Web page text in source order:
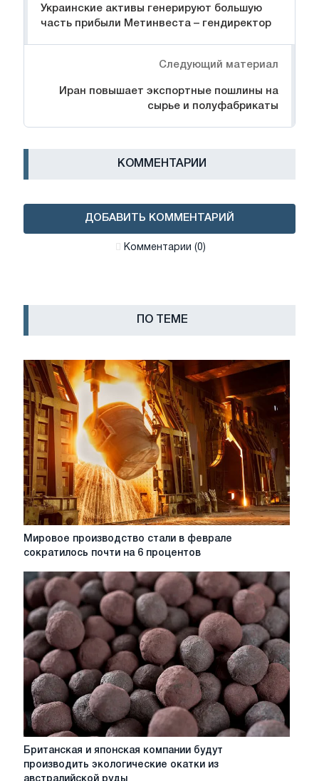
Украинские активы генерируют большую
часть прибыли Метинвеста – гендиректор
Следующий материал
Иран повышает экспортные пошлины на
сырье и полуфабрикаты
КОММЕНТАРИИ
ДОБАВИТЬ КОММЕНТАРИЙ
Комментарии (0)
ПО ТЕМЕ
Мировое
феврале
сократилось
почти
на
6
процентов
Мировое производство стали в феврале
сократилось почти на 6 процентов
Британская
японская
Британская и японская компании будут
производить экологические окатки из